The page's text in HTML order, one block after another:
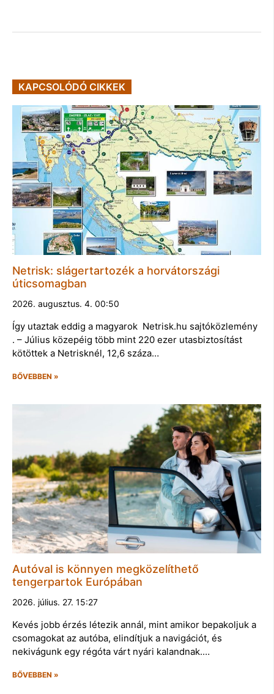
KAPCSOLÓDÓ CIKKEK
Netrisk: slágertartozék a horvátországi
úticsomagban
2026. augusztus. 4. 00:50
Így utaztak eddig a magyarok Netrisk.hu sajtóközlemény
. – Július közepéig több mint 220 ezer utasbiztosítást
kötöttek a Netrisknél, 12,6 száza…
BŐVEBBEN »
Autóval is könnyen megközelíthető
tengerpartok Európában
2026. július. 27. 15:27
Kevés jobb érzés létezik annál, mint amikor bepakoljuk a
csomagokat az autóba, elindítjuk a navigációt, és
nekivágunk egy régóta várt nyári kalandnak.…
BŐVEBBEN »